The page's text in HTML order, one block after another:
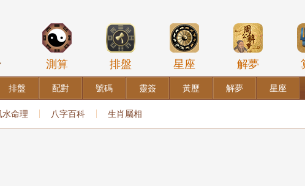
測算 排盤 星座 解夢
排盤 配對 號碼 靈簽 黃歷 解夢 星座
水命理 八字百科 生肖屬相